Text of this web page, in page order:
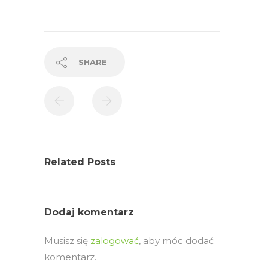
SHARE
Related Posts
Dodaj komentarz
Musisz się zalogować, aby móc dodać
komentarz.